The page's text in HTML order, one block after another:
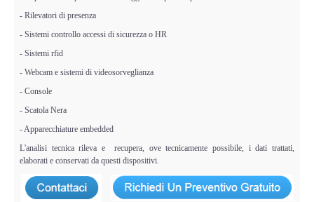
- Rilevatori di presenza
- Sistemi controllo accessi di sicurezza o HR
- Sistemi rfid
- Webcam e sistemi di videosorveglianza
- Console
- Scatola Nera
- Apparecchiature embedded
L'analisi tecnica rileva e recupera, ove tecnicamente possibile, i dati trattati,
elaborati e conservati da questi dispositivi.